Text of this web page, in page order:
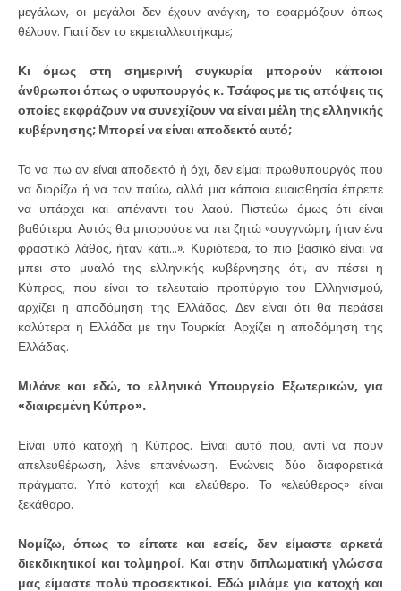
μεγάλων, οι μεγάλοι δεν έχουν ανάγκη, το εφαρμόζουν όπως
θέλουν. Γιατί δεν το εκμεταλλευτήκαμε;
Κι όμως στη σημερινή συγκυρία μπορούν κάποιοι
άνθρωποι όπως ο υφυπουργός κ. Τσάφος με τις απόψεις τις
οποίες εκφράζουν να συνεχίζουν να είναι μέλη της ελληνικής
κυβέρνησης; Μπορεί να είναι αποδεκτό αυτό;
Το να πω αν είναι αποδεκτό ή όχι, δεν είμαι πρωθυπουργός που
να διορίζω ή να τον παύω, αλλά μια κάποια ευαισθησία έπρεπε
να υπάρχει και απέναντι του λαού. Πιστεύω όμως ότι είναι
βαθύτερα. Αυτός θα μπορούσε να πει ζητώ «συγγνώμη, ήταν ένα
φραστικό λάθος, ήταν κάτι…». Κυριότερα, το πιο βασικό είναι να
μπει στο μυαλό της ελληνικής κυβέρνησης ότι, αν πέσει η
Κύπρος, που είναι το τελευταίο προπύργιο του Ελληνισμού,
αρχίζει η αποδόμηση της Ελλάδας. Δεν είναι ότι θα περάσει
καλύτερα η Ελλάδα με την Τουρκία. Αρχίζει η αποδόμηση της
Ελλάδας.
Μιλάνε και εδώ, το ελληνικό Υπουργείο Εξωτερικών, για
«διαιρεμένη Κύπρο».
Είναι υπό κατοχή η Κύπρος. Είναι αυτό που, αντί να πουν
απελευθέρωση, λένε επανένωση. Ενώνεις δύο διαφορετικά
πράγματα. Υπό κατοχή και ελεύθερο. Το «ελεύθερος» είναι
ξεκάθαρο.
Νομίζω, όπως το είπατε και εσείς, δεν είμαστε αρκετά
διεκδικητικοί και τολμηροί. Και στην διπλωματική γλώσσα
μας είμαστε πολύ προσεκτικοί. Εδώ μιλάμε για κατοχή και